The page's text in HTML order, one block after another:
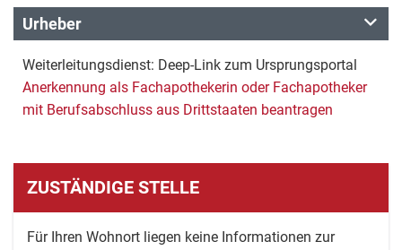
Urheber
Weiterleitungsdienst: Deep-Link zum Ursprungsportal
Anerkennung als Fachapothekerin oder Fachapotheker
mit Berufsabschluss aus Drittstaaten beantragen
ZUSTÄNDIGE STELLE
Für Ihren Wohnort liegen keine Informationen zur